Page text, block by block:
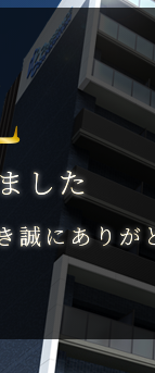
した
にありが